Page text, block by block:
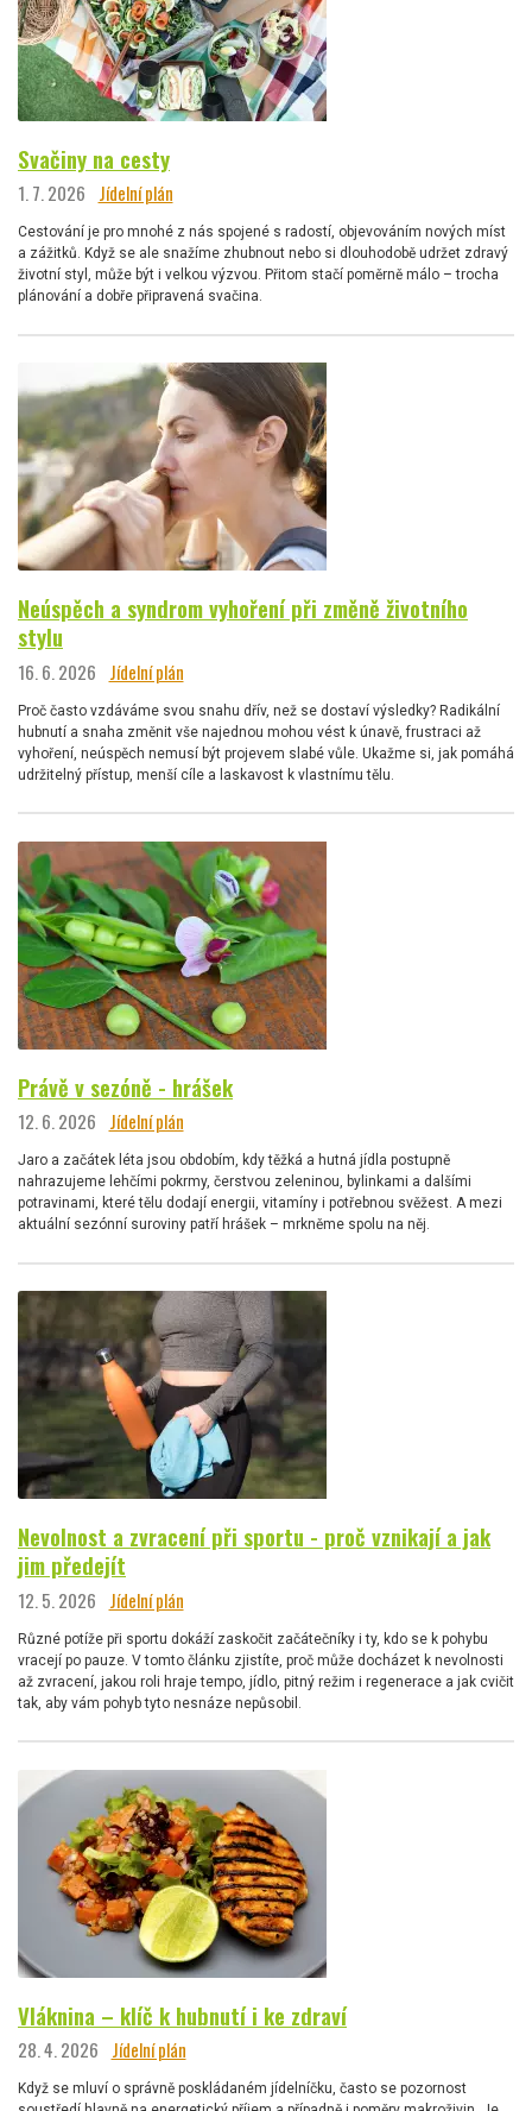
Svačiny na cesty
1. 7. 2026 Jídelní plán
Cestování je pro mnohé z nás spojené s radostí, objevováním nových míst
a zážitků. Když se ale snažíme zhubnout nebo si dlouhodobě udržet zdravý
životní styl, může být i velkou výzvou. Přitom stačí poměrně málo – trocha
plánování a dobře připravená svačina.
Neúspěch a syndrom vyhoření při změně životního
stylu
16. 6. 2026 Jídelní plán
Proč často vzdáváme svou snahu dřív, než se dostaví výsledky? Radikální
hubnutí a snaha změnit vše najednou mohou vést k únavě, frustraci až
vyhoření, neúspěch nemusí být projevem slabé vůle. Ukažme si, jak pomáhá
udržitelný přístup, menší cíle a laskavost k vlastnímu tělu.
Právě v sezóně - hrášek
12. 6. 2026 Jídelní plán
Jaro a začátek léta jsou obdobím, kdy těžká a hutná jídla postupně
nahrazujeme lehčími pokrmy, čerstvou zeleninou, bylinkami a dalšími
potravinami, které tělu dodají energii, vitamíny i potřebnou svěžest. A mezi
aktuální sezónní suroviny patří hrášek – mrkněme spolu na něj.
Nevolnost a zvracení při sportu - proč vznikají a jak
jim předejít
12. 5. 2026 Jídelní plán
Různé potíže při sportu dokáží zaskočit začátečníky i ty, kdo se k pohybu
vracejí po pauze. V tomto článku zjistíte, proč může docházet k nevolnosti
až zvracení, jakou roli hraje tempo, jídlo, pitný režim i regenerace a jak cvičit
tak, aby vám pohyb tyto nesnáze nepůsobil.
Vláknina – klíč k hubnutí i ke zdraví
28. 4. 2026 Jídelní plán
Když se mluví o správně poskládaném jídelníčku, často se pozornost